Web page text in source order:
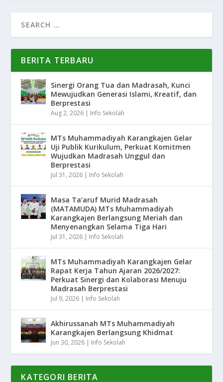
BERITA TERBARU
Sinergi Orang Tua dan Madrasah, Kunci
Mewujudkan Generasi Islami, Kreatif, dan
Berprestasi
Aug 2, 2026 | Info Sekolah
MTs Muhammadiyah Karangkajen Gelar
Uji Publik Kurikulum, Perkuat Komitmen
Wujudkan Madrasah Unggul dan
Berprestasi
Jul 31, 2026 | Info Sekolah
Masa Ta’aruf Murid Madrasah
(MATAMUDA) MTs Muhammadiyah
Karangkajen Berlangsung Meriah dan
Menyenangkan Selama Tiga Hari
Jul 31, 2026 | Info Sekolah
MTs Muhammadiyah Karangkajen Gelar
Rapat Kerja Tahun Ajaran 2026/2027:
Perkuat Sinergi dan Kolaborasi Menuju
Madrasah Berprestasi
Jul 9, 2026 | Info Sekolah
Akhirussanah MTs Muhammadiyah
Karangkajen Berlangsung Khidmat
Jun 30, 2026 | Info Sekolah
KATEGORI BERITA